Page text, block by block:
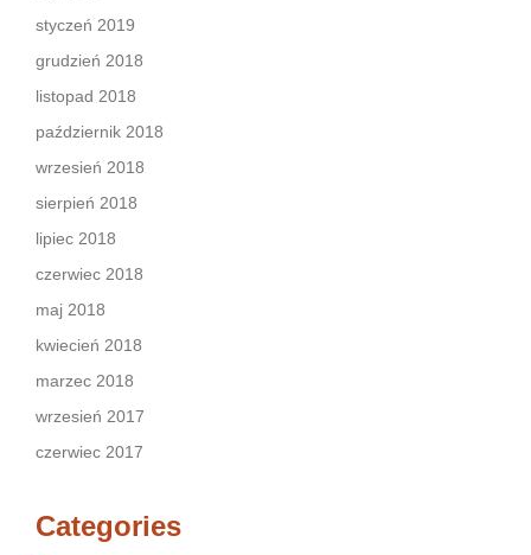
styczeń 2019
grudzień 2018
listopad 2018
październik 2018
wrzesień 2018
sierpień 2018
lipiec 2018
czerwiec 2018
maj 2018
kwiecień 2018
marzec 2018
wrzesień 2017
czerwiec 2017
Categories